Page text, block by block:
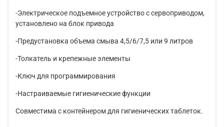
-Электрическое подъемное устройство с сервоприводом,
установлено на блок привода
-Предустановка объема смыва 4,5/6/7,5 или 9 литров
-Толкатель и крепежные элементы
-Ключ для программирования
-Настраиваемые гигиенические функции
Совместима с контейнером для гигиенических таблеток.